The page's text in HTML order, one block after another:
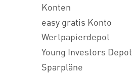
Konten
easy gratis Konto
Wertpapierdepot
Young Investors Depot
Sparpläne